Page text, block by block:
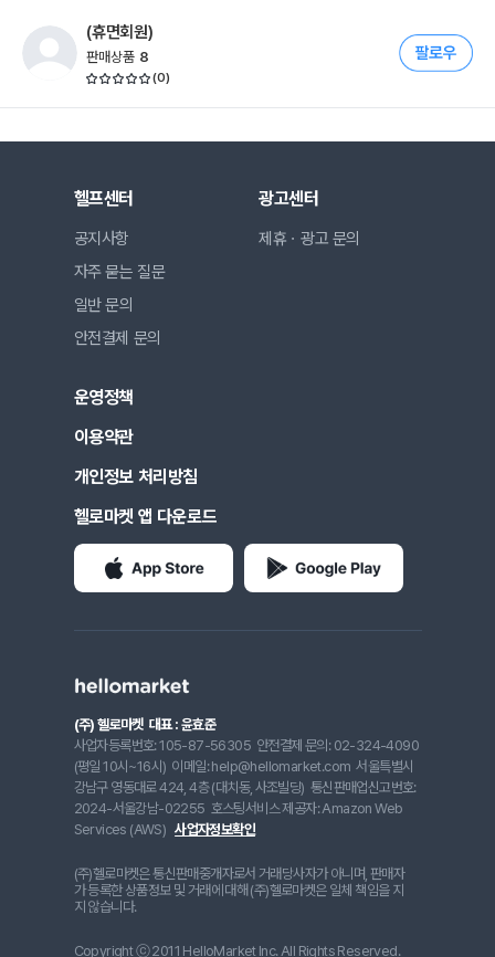
(휴면회원)
판매상품 8
(0)
헬프센터
공지사항
자주 묻는 질문
일반 문의
안전결제 문의
광고센터
제휴ㆍ광고 문의
운영정책
이용약관
개인정보 처리방침
헬로마켓 앱 다운로드
(주) 헬로마켓 대표 : 윤효준
사업자등록번호: 105-87-56305 안전결제 문의: 02-324-4090
(평일 10시~16시) 이메일: help@hellomarket.com 서울특별시
강남구 영동대로 424, 4층 (대치동, 사조빌딩) 통신판매업신고번호:
2024-서울강남-02255 호스팅서비스 제공자: Amazon Web
Services (AWS) 사업자정보확인
(주)헬로마켓은 통신판매중개자로서 거래당사자가 아니며, 판매자
가 등록한 상품정보 및 거래에 대해 (주)헬로마켓은 일체 책임을 지
지 않습니다.
Copyright ⓒ 2011 HelloMarket Inc. All Rights Reserved.